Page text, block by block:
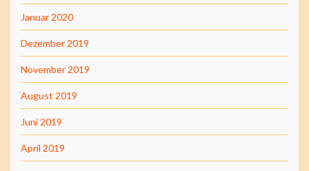
Januar 2020
Dezember 2019
November 2019
August 2019
Juni 2019
April 2019